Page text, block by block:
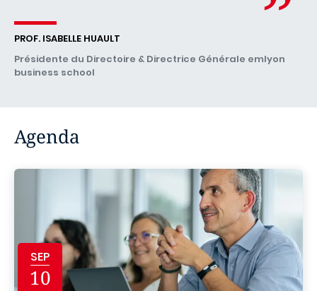
PROF. ISABELLE HUAULT
Présidente du Directoire & Directrice Générale emlyon
business school
Agenda
SEP
10